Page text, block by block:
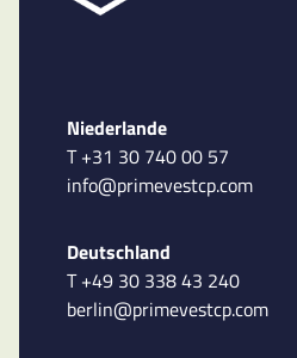
Niederlande
T +31 30 740 00 57
info@primevestcp.com
Deutschland
T +49 30 338 43 240
berlin@primevestcp.com